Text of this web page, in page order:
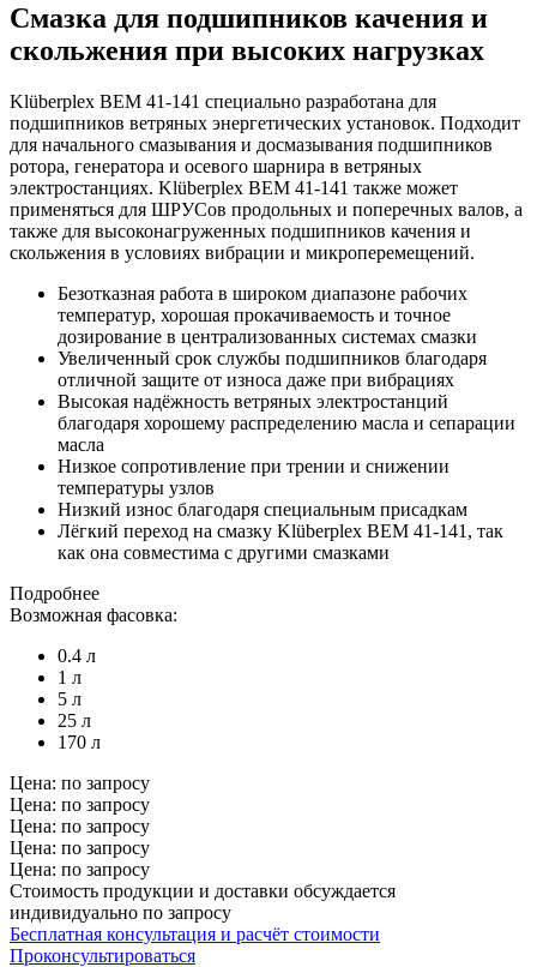
Смазка для подшипников качения и
скольжения при высоких нагрузках
Klüberplex BEM 41-141 специально разработана для
подшипников ветряных энергетических установок. Подходит
для начального смазывания и досмазывания подшипников
ротора, генератора и осевого шарнира в ветряных
электростанциях. Klüberplex BEM 41-141 также может
применяться для ШРУСов продольных и поперечных валов, а
также для высоконагруженных подшипников качения и
скольжения в условиях вибрации и микроперемещений.
Безотказная работа в широком диапазоне рабочих
температур, хорошая прокачиваемость и точное
дозирование в централизованных системах смазки
Увеличенный срок службы подшипников благодаря
отличной защите от износа даже при вибрациях
Высокая надёжность ветряных электростанций
благодаря хорошему распределению масла и сепарации
масла
Низкое сопротивление при трении и снижении
температуры узлов
Низкий износ благодаря специальным присадкам
Лёгкий переход на смазку Klüberplex BEM 41-141, так
как она совместима с другими смазками
Подробнее
Возможная фасовка:
0.4 л
1 л
5 л
25 л
170 л
Цена: по запросу
Цена: по запросу
Цена: по запросу
Цена: по запросу
Цена: по запросу
Стоимость продукции и доставки обсуждается
индивидуально по запросу
Бесплатная консультация и расчёт стоимости
Проконсультироваться